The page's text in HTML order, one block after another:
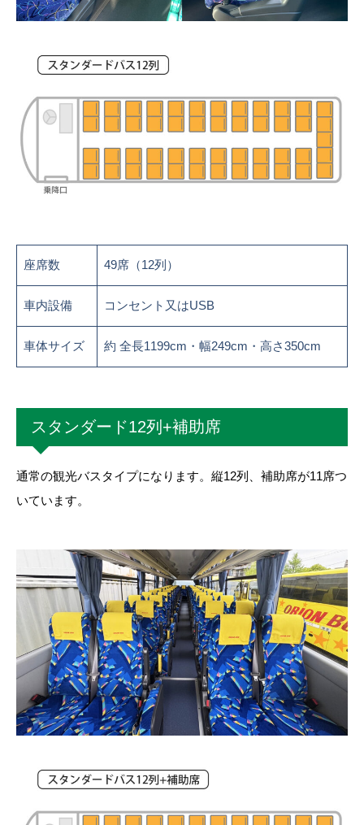
座席数 49席（12列）
車内設備 コンセント又はUSB
車体サイズ 約 全長1199cm・幅249cm・高さ350cm
スタンダード12列+補助席
通常の観光バスタイプになります。縦12列、補助席が11席つ
いています。